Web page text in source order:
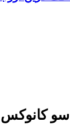
کانوکس